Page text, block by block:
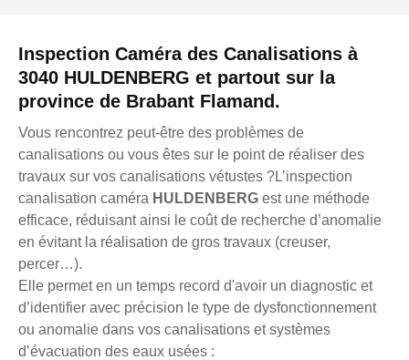
Inspection Caméra des Canalisations à
3040 HULDENBERG et partout sur la
province de Brabant Flamand.
Vous rencontrez peut-être des problèmes de
canalisations ou vous êtes sur le point de réaliser des
travaux sur vos canalisations vétustes ?L’inspection
canalisation caméra HULDENBERG est une méthode
efficace, réduisant ainsi le coût de recherche d’anomalie
en évitant la réalisation de gros travaux (creuser,
percer…).
Elle permet en un temps record d'avoir un diagnostic et
d’identifier avec précision le type de dysfonctionnement
ou anomalie dans vos canalisations et systèmes
d’évacuation des eaux usées :